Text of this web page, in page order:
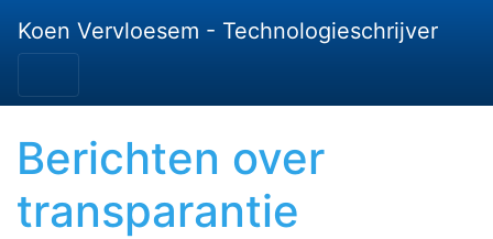
Koen Vervloesem - Technologieschrijver
Berichten over
transparantie